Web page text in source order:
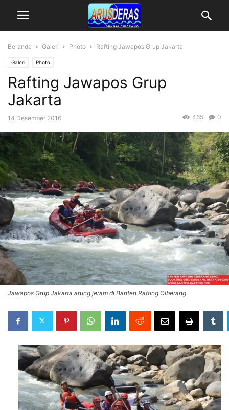
Beranda Galeri Photo Rafting Jawapos Grup Jakarta
Galeri Photo
Rafting Jawapos Grup
Jakarta
14 Desember 2016 0
465
Jawapos Grup Jakarta arung jeram di Banten Rafting Ciberang